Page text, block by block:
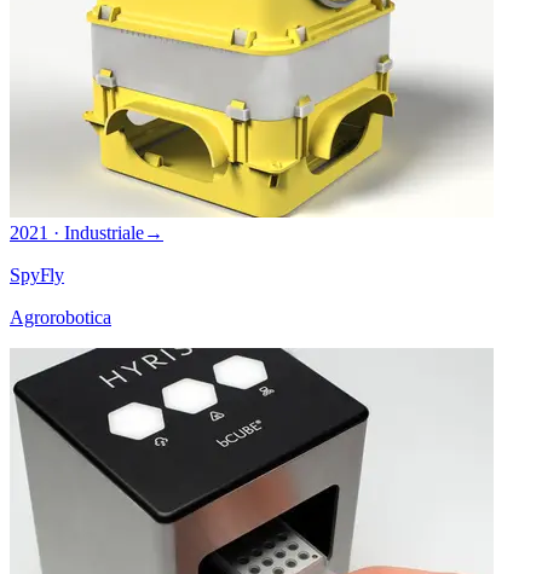
2021 · Industriale→
SpyFly
Agrorobotica